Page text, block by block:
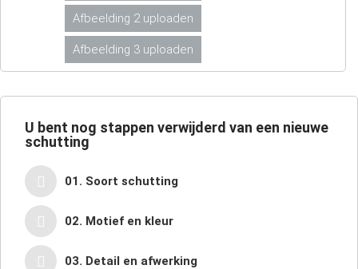
Afbeelding 2 uploaden
Afbeelding 3 uploaden
U bent nog stappen verwijderd van een nieuwe
schutting
01. Soort schutting
02. Motief en kleur
03. Detail en afwerking